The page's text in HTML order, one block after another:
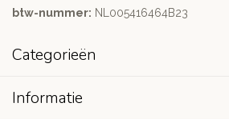
btw-nummer: NL005416464B23
Categorieën
Informatie